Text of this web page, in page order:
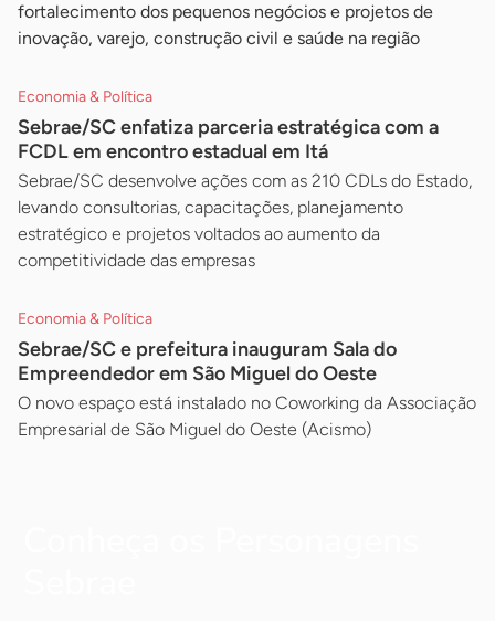
fortalecimento dos pequenos negócios e projetos de
inovação, varejo, construção civil e saúde na região
Economia & Política
Sebrae/SC enfatiza parceria estratégica com a
FCDL em encontro estadual em Itá
Sebrae/SC desenvolve ações com as 210 CDLs do Estado,
levando consultorias, capacitações, planejamento
estratégico e projetos voltados ao aumento da
competitividade das empresas
Economia & Política
Sebrae/SC e prefeitura inauguram Sala do
Empreendedor em São Miguel do Oeste
O novo espaço está instalado no Coworking da Associação
Empresarial de São Miguel do Oeste (Acismo)